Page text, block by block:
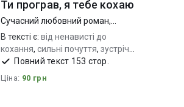
Ти програв, я тебе кохаю
Сучасний любовний роман,
Молодіжна проза
В тексті є:від ненависті до
кохання,сильні почуття,зустріч
через час дуже емоційно
Повний текст 153 стор.
Ціна: 90 грн